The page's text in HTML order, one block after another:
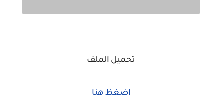
تحميل الملف
اضغظ هنا